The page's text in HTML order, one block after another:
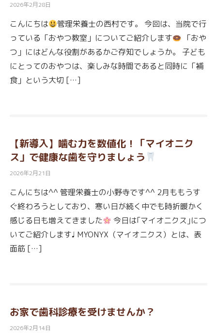
2026年2月28日
こんにちは
管理栄養士の西村です。 今回は、当院で行
っている「おやつ教室」についてご紹介します
「おや
つ」にはどんな役割があるかご存知でしょうか。 子ども
にとってのおやつは、楽しみな時間であると同時に「補
食」という大切 […]
【新導入】噛む力を数値化！「マイオニク
ス」で健康な歯を守りましょう
2026年2月21日
こんにちは^^ 管理栄養士の小野寺です^^ 2月ももうす
ぐ終わろうとしており、寒い日が続く中でも時折暖かく
感じる日も増えてきました
今日は｢マイオニクス｣につ
いてご紹介します♩ MYONYX（マイオニクス）とは、表
面筋 […]
お家で歯科診療を受けませんか？
2026年2月14日